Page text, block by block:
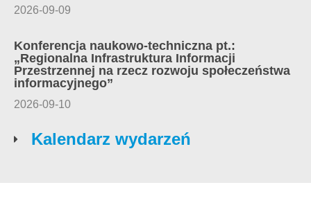
2026-09-09
Konferencja naukowo-techniczna pt.:
„Regionalna Infrastruktura Informacji
Przestrzennej na rzecz rozwoju społeczeństwa
informacyjnego”
2026-09-10
Kalendarz wydarzeń